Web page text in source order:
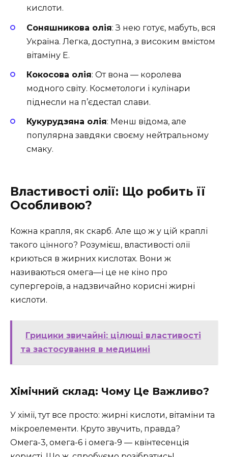
кислоти.
Соняшникова олія: З нею готує, мабуть, вся
Україна. Легка, доступна, з високим вмістом
вітаміну Е.
Кокосова олія: От вона — королева
модного світу. Косметологи і кулінари
піднесли на п’єдестал слави.
Кукурудзяна олія: Менш відома, але
популярна завдяки своєму нейтральному
смаку.
Властивості олії: Що робить її
Особливою?
Кожна крапля, як скарб. Але що ж у цій краплі
такого цінного? Розумієш, властивості олії
криються в жирних кислотах. Вони ж
називаються омега—і це не кіно про
супергероїв, а надзвичайно корисні жирні
кислоти.
Грицики звичайні: цілющі властивості
та застосування в медицині
Хімічний склад: Чому Це Важливо?
У хімії, тут все просто: жирні кислоти, вітаміни та
мікроелементи. Круто звучить, правда?
Омега-3, омега-6 і омега-9 — квінтесенція